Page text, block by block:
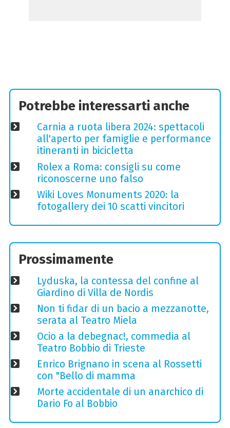
Potrebbe interessarti anche
Carnia a ruota libera 2024: spettacoli
all'aperto per famiglie e performance
itineranti in bicicletta
Rolex a Roma: consigli su come
riconoscerne uno falso
Wiki Loves Monuments 2020: la
fotogallery dei 10 scatti vincitori
Prossimamente
Lyduska, la contessa del confine al
Giardino di Villa de Nordis
Non ti fidar di un bacio a mezzanotte,
serata al Teatro Miela
Ocio a la debegnac!, commedia al
Teatro Bobbio di Trieste
Enrico Brignano in scena al Rossetti
con "Bello di mamma
Morte accidentale di un anarchico di
Dario Fo al Bobbio